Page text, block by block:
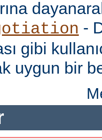
-
gibi
uygun bir